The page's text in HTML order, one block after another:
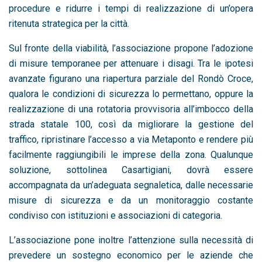
procedure e ridurre i tempi di realizzazione di un’opera
ritenuta strategica per la città.
Sul fronte della viabilità, l’associazione propone l’adozione
di misure temporanee per attenuare i disagi. Tra le ipotesi
avanzate figurano una riapertura parziale del Rondò Croce,
qualora le condizioni di sicurezza lo permettano, oppure la
realizzazione di una rotatoria provvisoria all’imbocco della
strada statale 100, così da migliorare la gestione del
traffico, ripristinare l’accesso a via Metaponto e rendere più
facilmente raggiungibili le imprese della zona. Qualunque
soluzione, sottolinea Casartigiani, dovrà essere
accompagnata da un’adeguata segnaletica, dalle necessarie
misure di sicurezza e da un monitoraggio costante
condiviso con istituzioni e associazioni di categoria.
L’associazione pone inoltre l’attenzione sulla necessità di
prevedere un sostegno economico per le aziende che